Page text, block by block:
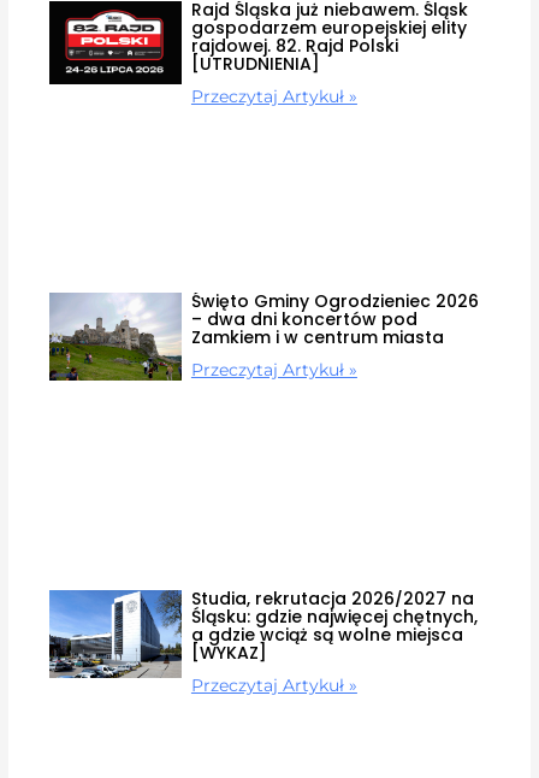
Rajd Śląska już niebawem. Śląsk
gospodarzem europejskiej elity
rajdowej. 82. Rajd Polski
[UTRUDNIENIA]
Przeczytaj Artykuł »
Święto Gminy Ogrodzieniec 2026
– dwa dni koncertów pod
Zamkiem i w centrum miasta
Przeczytaj Artykuł »
Studia, rekrutacja 2026/2027 na
Śląsku: gdzie najwięcej chętnych,
a gdzie wciąż są wolne miejsca
[WYKAZ]
Przeczytaj Artykuł »